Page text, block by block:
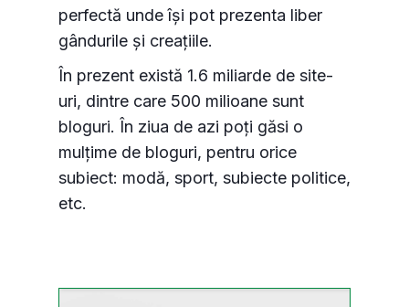
perfectă unde își pot prezenta liber
gândurile și creațiile.
În prezent există 1.6 miliarde de site-
uri, dintre care 500 milioane sunt
bloguri. În ziua de azi poți găsi o
mulțime de bloguri, pentru orice
subiect: modă, sport, subiecte politice,
etc.